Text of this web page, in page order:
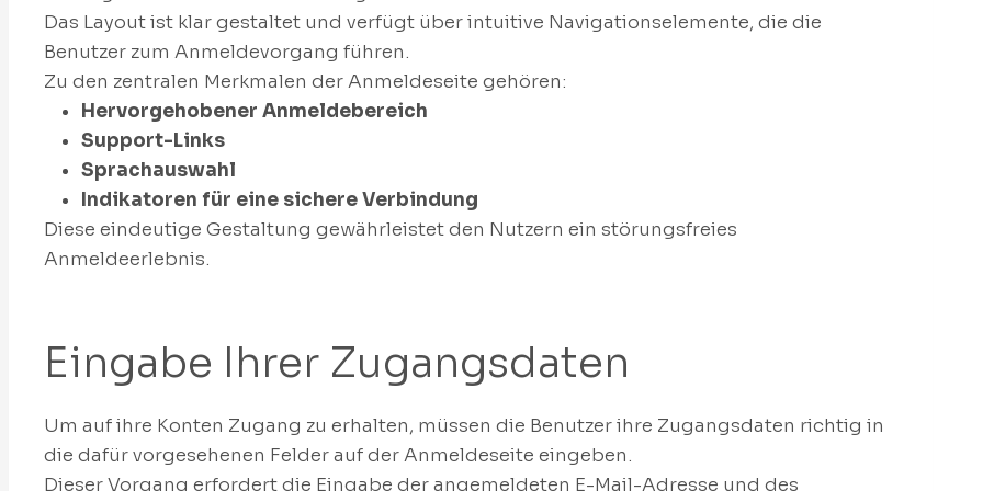
Das Layout ist klar gestaltet und verfügt über intuitive Navigationselemente, die die
Benutzer zum Anmeldevorgang führen.
Zu den zentralen Merkmalen der Anmeldeseite gehören:
Hervorgehobener Anmeldebereich
Support-Links
Sprachauswahl
Indikatoren für eine sichere Verbindung
Diese eindeutige Gestaltung gewährleistet den Nutzern ein störungsfreies
Anmeldeerlebnis.
Eingabe Ihrer Zugangsdaten
Um auf ihre Konten Zugang zu erhalten, müssen die Benutzer ihre Zugangsdaten richtig in
die dafür vorgesehenen Felder auf der Anmeldeseite eingeben.
Dieser Vorgang erfordert die Eingabe der angemeldeten E-Mail-Adresse und des